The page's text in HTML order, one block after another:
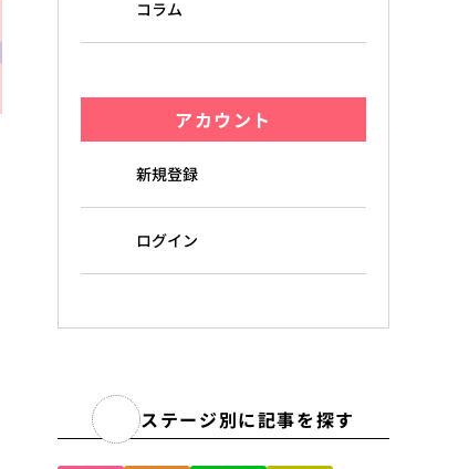
コラム
アカウント
新規登録
ログイン
ステージ別に記事を探す